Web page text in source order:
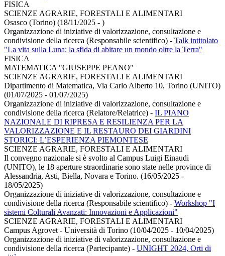
FISICA
SCIENZE AGRARIE, FORESTALI E ALIMENTARI
Osasco (Torino) (18/11/2025 - )
Organizzazione di iniziative di valorizzazione, consultazione e
condivisione della ricerca (Responsabile scientifico) - Talk intitolato
"La vita sulla Luna: la sfida di abitare un mondo oltre la Terra"
FISICA
MATEMATICA "GIUSEPPE PEANO"
SCIENZE AGRARIE, FORESTALI E ALIMENTARI
Dipartimento di Matematica, Via Carlo Alberto 10, Torino (UNITO)
(01/07/2025 - 01/07/2025)
Organizzazione di iniziative di valorizzazione, consultazione e
condivisione della ricerca (Relatore/Relatrice) - IL PIANO
NAZIONALE DI RIPRESA E RESILIENZA PER LA
VALORIZZAZIONE E IL RESTAURO DEI GIARDINI
STORICI: L’ESPERIENZA PIEMONTESE
SCIENZE AGRARIE, FORESTALI E ALIMENTARI
Il convegno nazionale si è svolto al Campus Luigi Einaudi
(UNITO), le 18 aperture straordinarie sono state nelle province di
Alessandria, Asti, Biella, Novara e Torino. (16/05/2025 -
18/05/2025)
Organizzazione di iniziative di valorizzazione, consultazione e
condivisione della ricerca (Responsabile scientifico) - Workshop "I
sistemi Colturali Avanzati: Innovazioni e Applicazioni"
SCIENZE AGRARIE, FORESTALI E ALIMENTARI
Campus Agrovet - Università di Torino (10/04/2025 - 10/04/2025)
Organizzazione di iniziative di valorizzazione, consultazione e
condivisione della ricerca (Partecipante) - UNIGHT 2024, Orti di